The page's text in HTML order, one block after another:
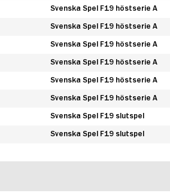
Svenska Spel F19 höstserie A
Svenska Spel F19 höstserie A
Svenska Spel F19 höstserie A
Svenska Spel F19 höstserie A
Svenska Spel F19 höstserie A
Svenska Spel F19 höstserie A
Svenska Spel F19 slutspel
Svenska Spel F19 slutspel